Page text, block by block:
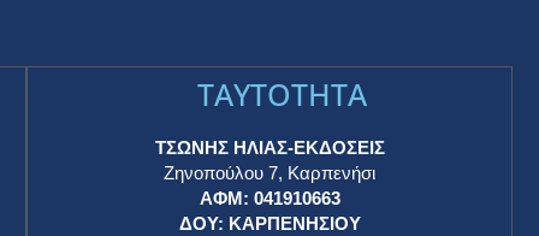
TAYTOTHTA
ΤΣΩΝΗΣ ΗΛΙΑΣ-ΕΚΔΟΣΕΙΣ
Ζηνοπούλου 7, Καρπενήσι
ΑΦΜ: 041910663
ΔΟΥ: ΚΑΡΠΕΝΗΣΙΟΥ